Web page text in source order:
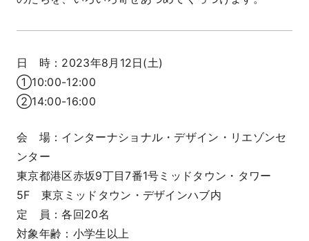
日 時：2023年8月12日(土)
①10:00-12:00
②14:00-16:00
会 場：インターナショナル・デザイン・リエゾンセ
ンター
東京都港区赤坂9丁目7番1号ミッドタウン・タワー
5F 東京ミッドタウン・デザインハブ内
定 員：各回20名
対象年齢：小学生以上